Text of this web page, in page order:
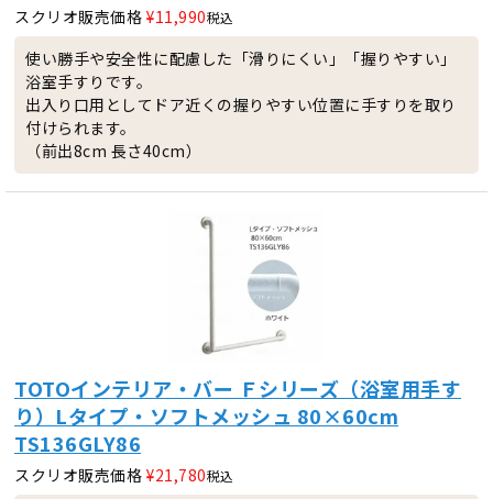
スクリオ販売価格 ¥11,990税込
使い勝手や安全性に配慮した「滑りにくい」「握りやすい」
浴室手すりです。
出入り口用としてドア近くの握りやすい位置に手すりを取り
付けられます。
（前出8cm 長さ40cm）
TOTOインテリア・バー Ｆシリーズ（浴室用手す
り）Lタイプ・ソフトメッシュ 80×60cm
TS136GLY86
スクリオ販売価格 ¥21,780税込